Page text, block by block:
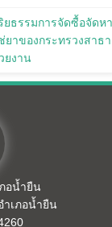
ธรรมการจัดซื้อจัดหา
าของกระทรวงสาธา
ยงาน
อน้ำยืน
ำเภอน้ำยืน